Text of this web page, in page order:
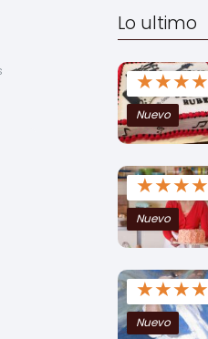
Lo ultimo
★★★★
Nuevo
★★★★
Nuevo
★★★★
Nuevo